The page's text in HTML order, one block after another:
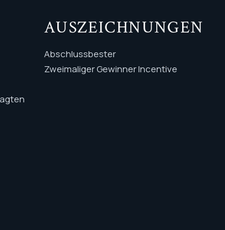
AUSZEICHNUNGEN
Abschlussbester
Zweimaliger Gewinner Incentive